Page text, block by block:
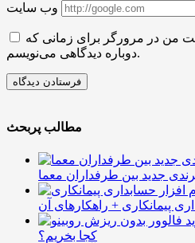
وب سایت
من در مرورگر برای زمانی که
دوباره دیدگاهی می‌نویسم.
مطالب پربحث
جدید بین طرفداران معما
پیمانکاری + راهکارهای آن
کجا بخریم؟